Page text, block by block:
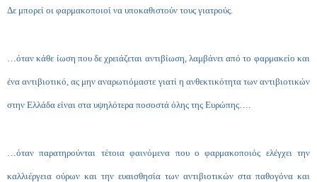
Δε μπορεί οι φαρμακοποιοί να υποκαθιστούν τους γιατρούς.
…όταν κάθε ίωση που δε χρειάζεται αντιβίωση, λαμβάνει από το φαρμακείο και
ένα αντιβιοτικό, ας μην αναρωτιόμαστε γιατί η ανθεκτικότητα των αντιβιοτικών
στην Ελλάδα είναι στα υψηλότερα ποσοστά όλης της Ευρώπης….
…όταν παρατηρούνται τέτοια φαινόμενα που ο φαρμακοποιός ελέγχει την
καλλιέργεια ούρων και την ευαισθησία των αντιβιοτικών στα παθογόνα και